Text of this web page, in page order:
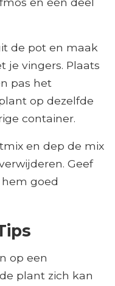
de pot en maak
je vingers. Plaats
pas het
op dezelfde
container.
en dep de mix
Geef
goed
op een
plant zich kan